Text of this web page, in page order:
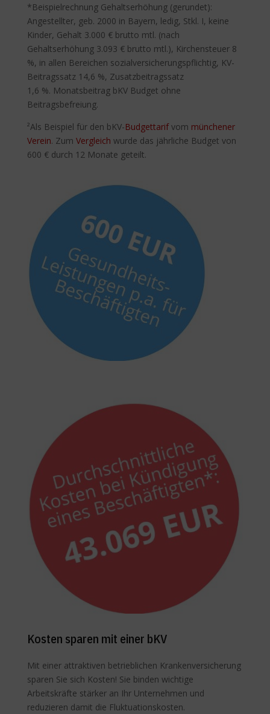
*Beispielrechnung Gehaltserhöhung (gerundet):
Angestellter, geb. 2000 in Bayern, ledig, Stkl. I, keine
Kinder, Gehalt 3.000 € brutto mtl. (nach
Gehaltserhöhung 3.093 € brutto mtl.), Kirchensteuer 8
%, in allen Bereichen sozialversicherungspflichtig, KV-
Beitragssatz 14,6 %, Zusatzbeitragssatz
1,6 %. Monatsbeitrag bKV Budget ohne
Beitragsbefreiung.
²Als Beispiel für den bKV-Budgettarifvom münchener
Verein. Zum Vergleich wurde das jährliche Budget von
600 € durch 12 Monate geteilt.
Kosten sparen mit einer bKV
Mit einer attraktiven betrieblichen Krankenversicherung
sparen Sie sich Kosten! Sie binden wichtige
Arbeitskräfte stärker an Ihr Unternehmen und
reduzieren damit die Fluktuationskosten.